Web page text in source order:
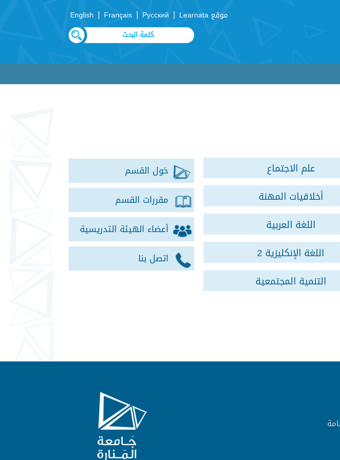
موقع Learnata |
Русский
|
Français
|
English
حَول القسم
مقررات القسم
أعضاء الهيئة التدريسية
اتصل بنا
علم الاجتماع
أخلاقيات المهنة
اللغة العربية
اللغة الإنكليزية 2
التنمية المجتمعية